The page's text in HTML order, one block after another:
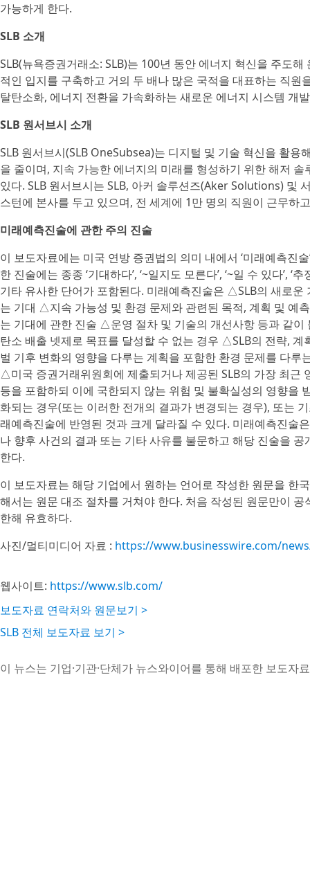
가능하게 한다.
SLB 소개
SLB(뉴욕증권거래소: SLB)는 100년 동안 에너지 혁신을 주도
적인 입지를 구축하고 거의 두 배나 많은 국적을 대표하는 직
탈탄소화, 에너지 전환을 가속화하는 새로운 에너지 시스템 개
SLB 원서브시 소개
SLB 원서브시(SLB OneSubsea)는 디지털 및 기술 혁신을 활
을 줄이며, 지속 가능한 에너지의 미래를 형성하기 위한 해저
있다. SLB 원서브시는 SLB, 아커 솔루션즈(Aker Solutions) 및
스턴에 본사를 두고 있으며, 전 세계에 1만 명의 직원이 근무
미래예측진술에 관한 주의 진술
이 보도자료에는 미국 연방 증권법의 의미 내에서 ‘미래예측진
한 진술에는 종종 ‘기대하다’, ‘~일지도 모른다’, ‘~일 수 있다’, ‘추
기타 유사한 단어가 포함된다. 미래예측진술은 △SLB의 새로
는 기대 △지속 가능성 및 환경 문제와 관련된 목적, 계획 및 예
는 기대에 관한 진술 △운영 절차 및 기술의 개선사항 등과 같
탄소 배출 넷제로 목표를 달성할 수 없는 경우 △SLB의 전략,
벌 기후 변화의 영향을 다루는 계획을 포함한 환경 문제를 다
△미국 증권거래위원회에 제출되거나 제공된 SLB의 가장 최근
등을 포함하되 이에 국한되지 않는 위험 및 불확실성의 영향을
화되는 경우(또는 이러한 전개의 결과가 변경되는 경우), 또는
래예측진술에 반영된 것과 크게 달라질 수 있다. 미래예측진술
나 향후 사건의 결과 또는 기타 사유를 불문하고 해당 진술을
한다.
이 보도자료는 해당 기업에서 원하는 언어로 작성한 원문을 한
해서는 원문 대조 절차를 거쳐야 한다. 처음 작성된 원문만이
한해 유효하다.
사진/멀티미디어 자료 : https://www.businesswire.com/
웹사이트: https://www.slb.com/
보도자료 연락처와 원문보기 >
SLB 전체 보도자료 보기 >
이 뉴스는 기업·기관·단체가 뉴스와이어를 통해 배포한 보도자